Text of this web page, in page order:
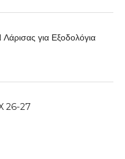
για Εξοδολόγια
26-27